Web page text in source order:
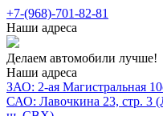
+7-(968)-701-82-81
Наши адреса
Делаем автомобили лучше!
Наши адреса
ЗАО: 2-ая Магистральная
САО: Лавочкина 23, стр. 3